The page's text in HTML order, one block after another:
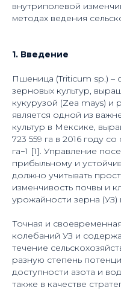
внутриполевой
методах ведения
1. Введение
Пшеница (Triticum sp.) –
зерновых культур,
кукурузой (Zea mays) и
является одной из
культур в Мексике,
723 559 га в 2016 году
га−1 [1]. Управление
прибыльному и
должно учитывать
изменчивость почвы и
урожайности зерна (УЗ)
Точная и
колебаний УЗ и
течение
разную степень
доступности азота и
также в качестве